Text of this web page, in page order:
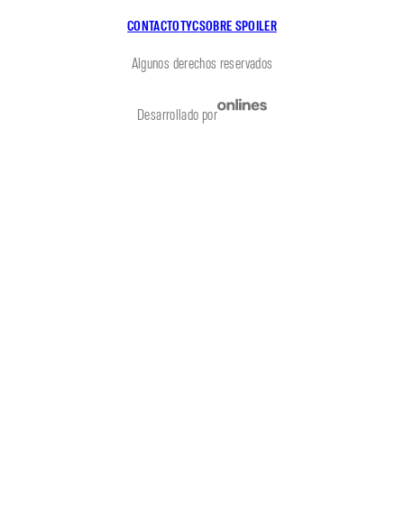
CONTACTOTYCSOBRE SPOILER
Algunos derechos reservados
Desarrollado por